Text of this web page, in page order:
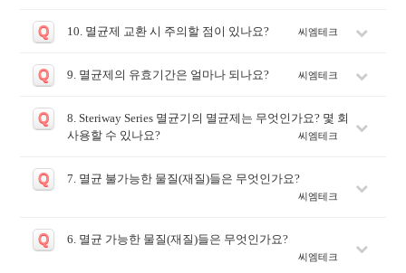
Q 10. 멸균제 교환 시 주의할 점이 있나요? 씨엠테크
Q 9. 멸균제의 유효기간은 얼마나 되나요? 씨엠테크
Q
8. Steriway Series 멸균기의 멸균제는 무엇인가요? 몇 회
사용할 수 있나요?
씨엠테크
Q 7. 멸균 불가능한 물질(재질)들은 무엇인가요?
씨엠테크
Q 6. 멸균 가능한 물질(재질)들은 무엇인가요?
씨엠테크